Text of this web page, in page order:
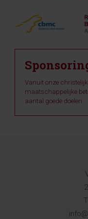
Vanuit onze
maatschappelijke
aantal goede doelen.